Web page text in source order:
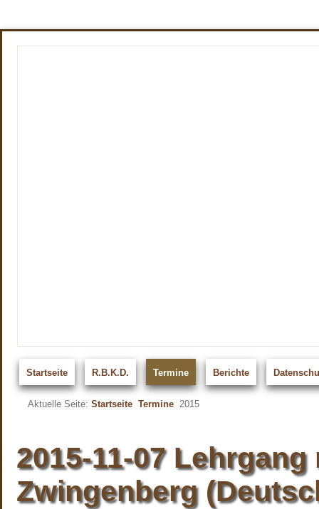
Startseite R.B.K.D. Termine Berichte
Aktuelle Seite: Startseite Termine 2015
2015-11-07
Zwingenberg